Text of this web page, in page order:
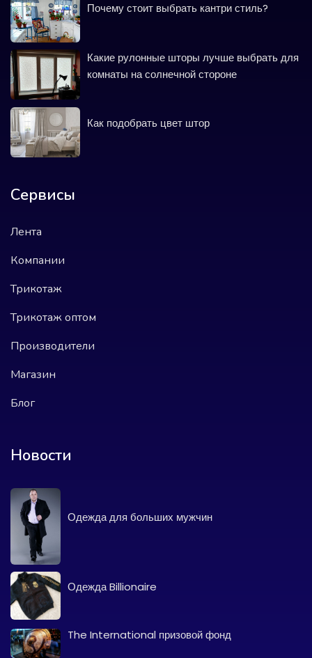
Почему стоит выбрать кантри стиль?
Какие рулонные шторы лучше выбрать для
комнаты на солнечной стороне
Как подобрать цвет штор
Сервисы
Лента
Компании
Трикотаж
Трикотаж оптом
Производители
Магазин
Блог
Новости
Одежда для больших мужчин
Одежда Billionaire
The International призовой фонд